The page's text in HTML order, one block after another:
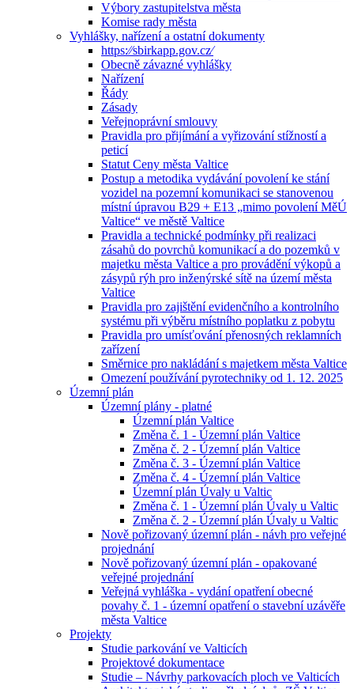
Výbory zastupitelstva města
Komise rady města
Vyhlášky, nařízení a ostatní dokumenty
https:⁄⁄sbirkapp.gov.cz⁄
Obecně závazné vyhlášky
Nařízení
Řády
Zásady
Veřejnoprávní smlouvy
Pravidla pro přijímání a vyřizování stížností a
peticí
Statut Ceny města Valtice
Postup a metodika vydávání povolení ke stání
vozidel na pozemní komunikaci se stanovenou
místní úpravou B29 + E13 „mimo povolení MěÚ
Valtice“ ve městě Valtice
Pravidla a technické podmínky při realizaci
zásahů do povrchů komunikací a do pozemků v
majetku města Valtice a pro provádění výkopů a
zásypů rýh pro inženýrské sítě na území města
Valtice
Pravidla pro zajištění evidenčního a kontrolního
systému při výběru místního poplatku z pobytu
Pravidla pro umísťování přenosných reklamních
zařízení
Směrnice pro nakládání s majetkem města Valtice
Omezení používání pyrotechniky od 1. 12. 2025
Územní plán
Územní plány - platné
Územní plán Valtice
Změna č. 1 - Územní plán Valtice
Změna č. 2 - Územní plán Valtice
Změna č. 3 - Územní plán Valtice
Změna č. 4 - Územní plán Valtice
Územní plán Úvaly u Valtic
Změna č. 1 - Územní plán Úvaly u Valtic
Změna č. 2 - Územní plán Úvaly u Valtic
Nově pořizovaný územní plán - návh pro veřejné
projednání
Nově pořizovaný územní plán - opakované
veřejné projednání
Veřejná vyhláška - vydání opatření obecné
povahy č. 1 - územní opatření o stavební uzávěře
města Valtice
Projekty
Studie parkování ve Valticích
Projektové dokumentace
Studie – Návrhy parkovacích ploch ve Valticích